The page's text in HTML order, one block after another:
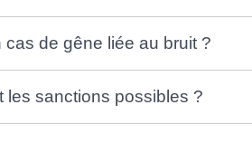
cas de gêne liée au bruit ?
les sanctions possibles ?